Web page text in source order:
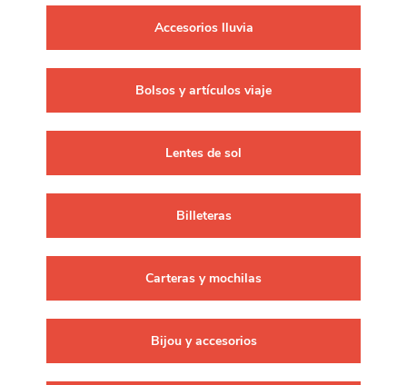
Accesorios lluvia
Bolsos y artículos viaje
Lentes de sol
Billeteras
Carteras y mochilas
Bijou y accesorios